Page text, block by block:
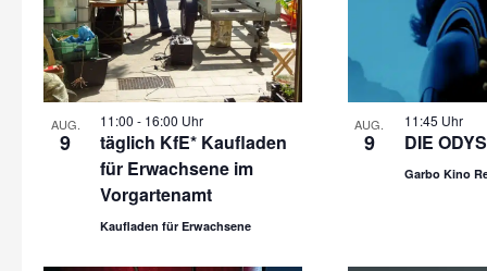
AUG.
9
11:00 - 16:00 Uhr
täglich KfE* Kaufladen
für Erwachsene im
Vorgartenamt
Kaufladen für Erwachsene
AUG.
9
11:45 Uhr
DIE
Garbo Kino